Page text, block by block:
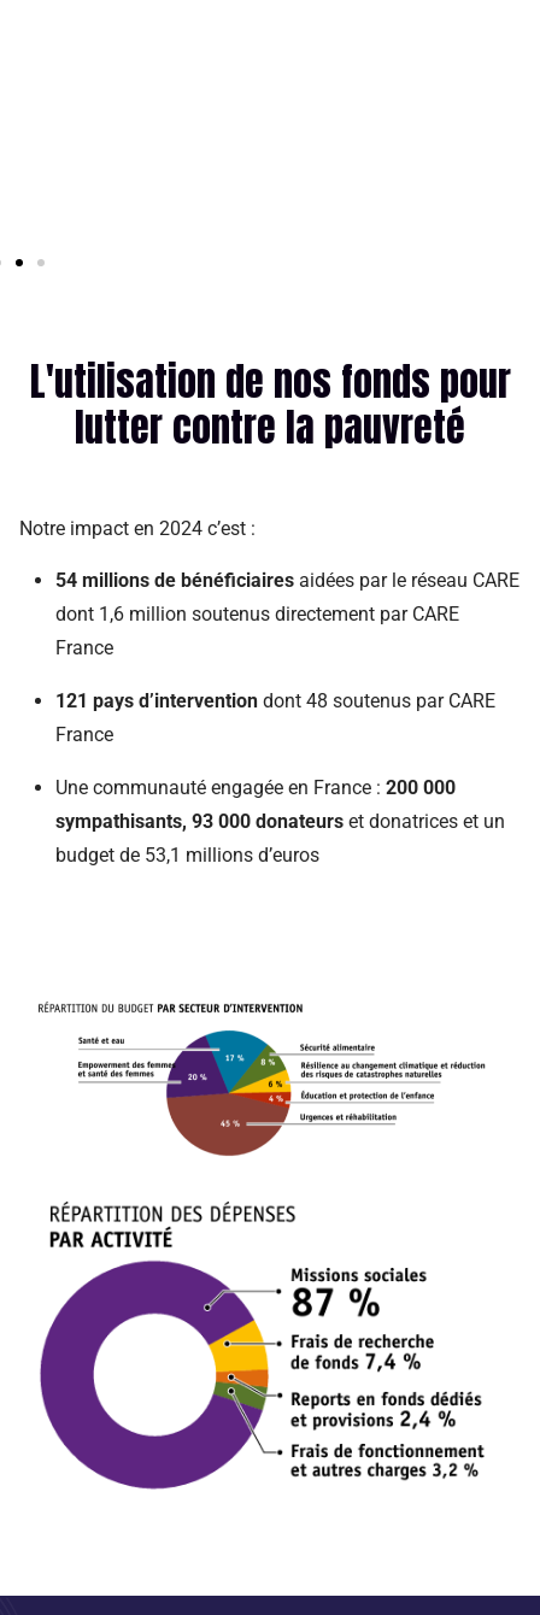
L'utilisation de nos fonds pour
lutter contre la pauvreté
Notre impact en 2024 c’est :
54 millions de bénéficiaires aidées par le réseau CARE
dont 1,6 million soutenus directement par CARE
France
121 pays d’intervention dont 48 soutenus par CARE
France
Une communauté engagée en France : 200 000
sympathisants, 93 000 donateurs et donatrices et un
budget de 53,1 millions d’euros